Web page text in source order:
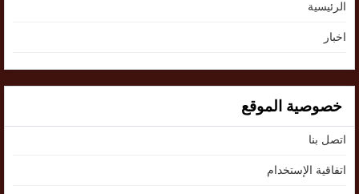
الرئيسية
اخبار
خصوصية الموقع
اتصل بنا
اتفاقية الإستخدام